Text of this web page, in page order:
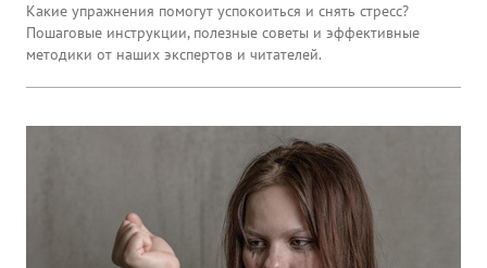
Какие упражнения помогут успокоиться и снять стресс?
Пошаговые инструкции, полезные советы и эффективные
методики от наших экспертов и читателей.